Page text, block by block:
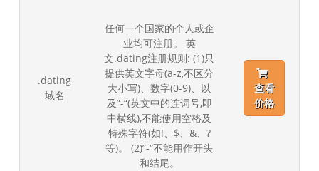
.dating
域名
任何一个国家的个人或企
业均可注册。 英
文.dating注册规则: (1)只
提供英文字母(a-z,不区分
大小写)、数字(0-9)、以
及”-“(英文中的连词号,即
中横线),不能使用空格及
特殊字符(如!、$、&、?
等)。 (2)”-“不能用作开头
和结尾。
查看
价格